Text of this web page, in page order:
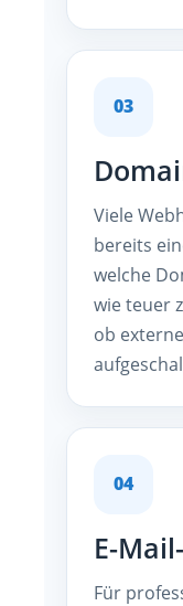
03
Viele
bereits
welche
wie teuer
ob
04
E-
Für